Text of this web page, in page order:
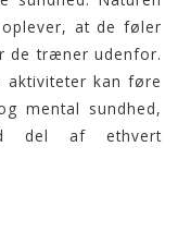
at de føler
de træner udenfor.
aktiviteter kan føre
mental sundhed,
del af ethvert